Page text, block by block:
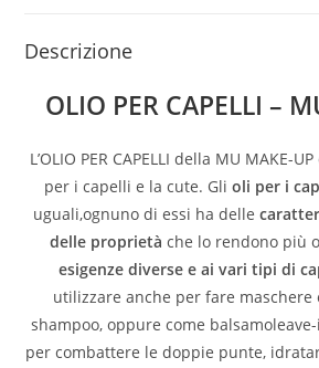
Descrizione
OLIO PER CAPELLI –
L’OLIO PER CAPELLI della MU MAKE-
per i capelli e la cute. Gli oli per i
uguali,ognuno di essi ha delle
delle proprietà che lo rendono più
esigenze diverse e ai vari tipi di
utilizzare anche per fare maschere
shampoo, oppure come
per combattere le doppie punte,